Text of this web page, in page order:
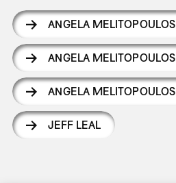
ANGELA MELITOPOULOS
ANGELA MELITOPOULOS
ANGELA MELITOPOULOS
JEFF LEAL